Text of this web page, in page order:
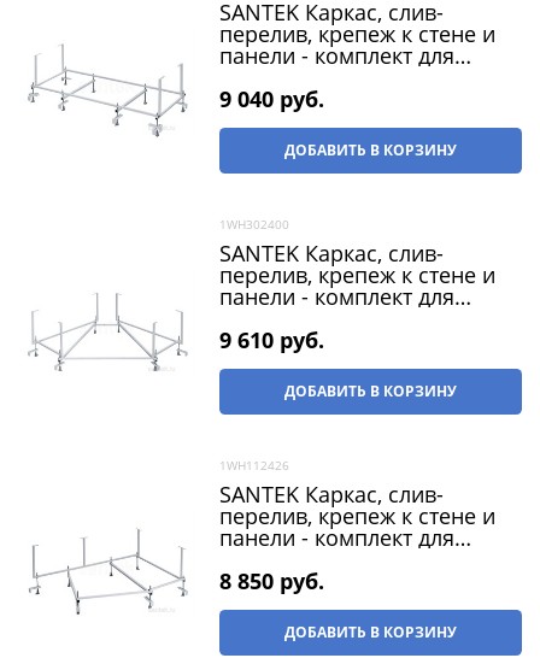
SANTEK Каркас, слив-
перелив, крепеж к стене и
панели - комплект для
9 040 руб.
ДОБАВИТЬ В КОРЗИНУ
1WH302400
SANTEK Каркас, слив-
перелив, крепеж к стене и
панели - комплект для
9 610 руб.
ДОБАВИТЬ В КОРЗИНУ
1WH112426
SANTEK Каркас, слив-
перелив, крепеж к стене и
панели - комплект для
8 850 руб.
ДОБАВИТЬ В КОРЗИНУ